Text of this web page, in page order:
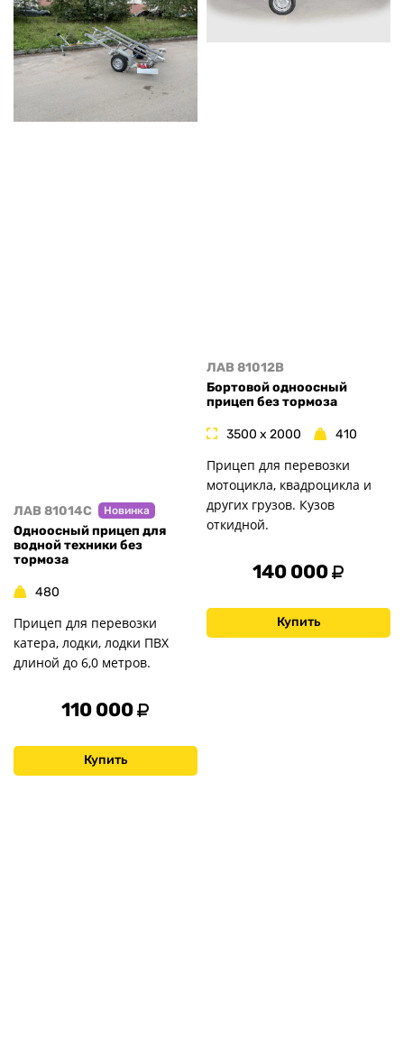
ЛАВ 81014C Новинка
Одноосный прицеп для
водной техники без
тормоза
480
Прицеп для перевозки
катера, лодки, лодки ПВХ
длиной до 6,0 метров.
110 000
Купить
ЛАВ 81012B
Бортовой одноосный
прицеп без тормоза
3500 x 2000 410
Прицеп для перевозки
мотоцикла, квадроцикла и
других грузов. Кузов
откидной.
140 000
Купить